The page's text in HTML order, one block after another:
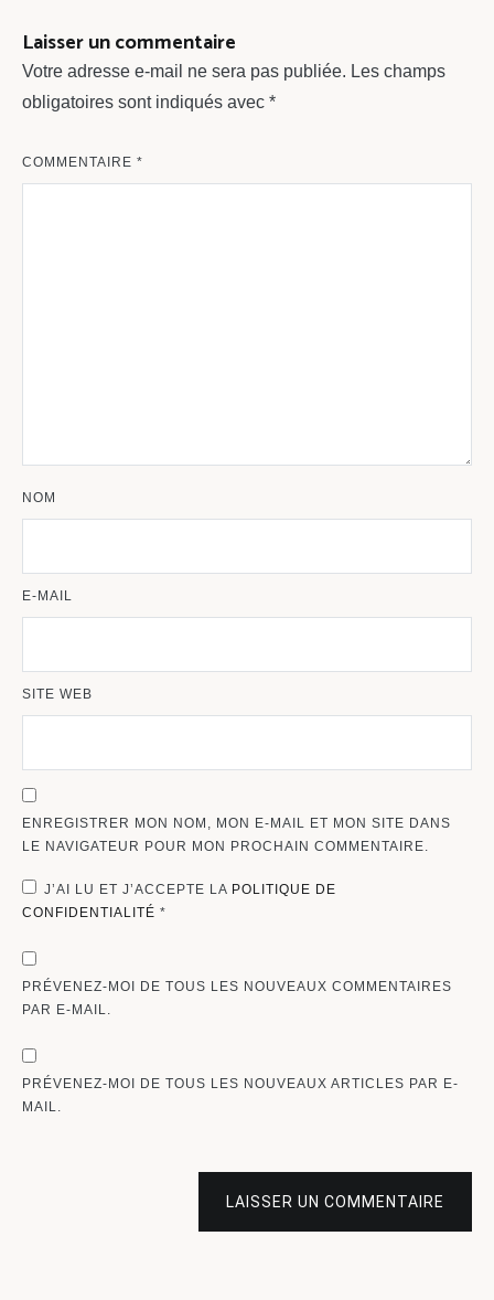
Laisser un commentaire
Votre adresse e-mail ne sera pas publiée. Les champs
obligatoires sont indiqués avec *
COMMENTAIRE *
NOM
E-MAIL
SITE WEB
ENREGISTRER MON NOM, MON E-MAIL ET MON SITE DANS
LE NAVIGATEUR POUR MON PROCHAIN COMMENTAIRE.
J’AI LU ET J’ACCEPTE LA POLITIQUE DE
CONFIDENTIALITÉ *
PRÉVENEZ-MOI DE TOUS LES NOUVEAUX COMMENTAIRES
PAR E-MAIL.
PRÉVENEZ-MOI DE TOUS LES NOUVEAUX ARTICLES PAR E-
MAIL.
LAISSER UN COMMENTAIRE